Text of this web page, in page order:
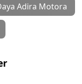
Adira Motora